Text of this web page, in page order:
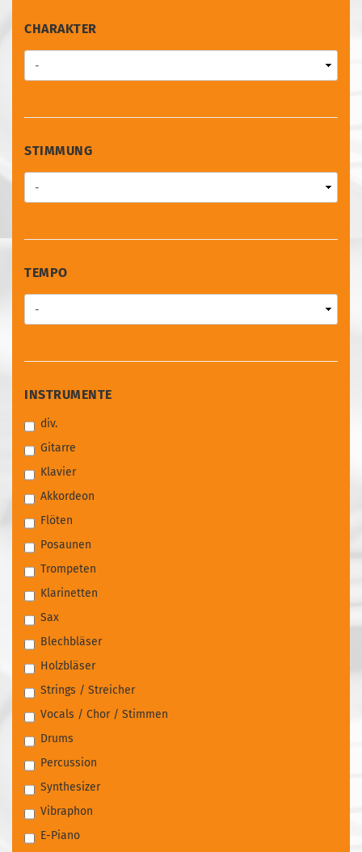
CHARAKTER
CHARAKTER
STIMMUNG
STIMMUNG
TEMPO
TEMPO
INSTRUMENTE
INSTRUMENTE
div.
Gitarre
Klavier
Akkordeon
Flöten
Posaunen
Trompeten
Klarinetten
Sax
Blechbläser
Holzbläser
Strings / Streicher
Vocals / Chor / Stimmen
Drums
Percussion
Synthesizer
Vibraphon
E-Piano